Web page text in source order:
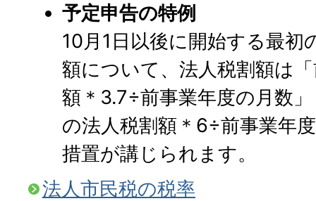
予定申告の特例
10月1日以後に開始する最初
額について、法人税割額は
額＊3.7÷前事業年度の月数
の法人税割額＊6÷前事業年
措置が講じられます。
法人市民税の税率